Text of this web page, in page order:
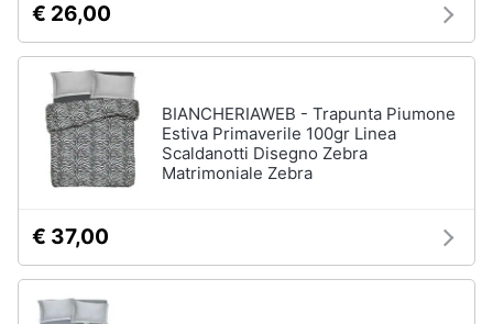
€ 26,00
BIANCHERIAWEB - Trapunta Piumone
Estiva Primaverile 100gr Linea
Scaldanotti Disegno Zebra
Matrimoniale Zebra
€ 37,00